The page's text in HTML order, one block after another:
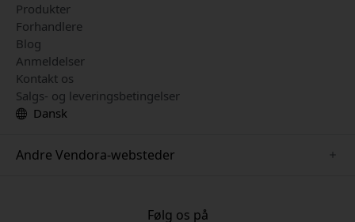
Produkter
Forhandlere
Blog
Anmeldelser
Kontakt os
Salgs- og leveringsbetingelser
Dansk
Andre Vendora-websteder
Følg os på